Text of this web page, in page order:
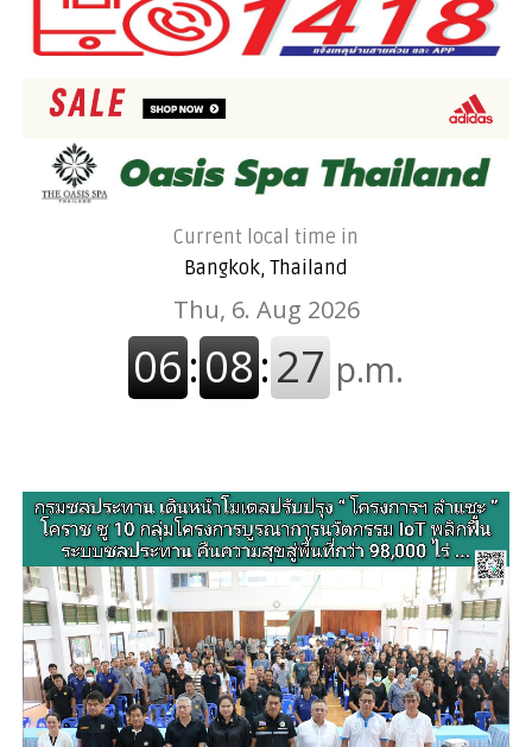
Current local time in
Bangkok, Thailand